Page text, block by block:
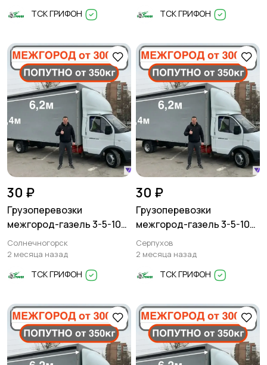
ТСК ГРИФОН ТСК ГРИФОН
30 ₽
Грузоперевозки
межгород-газель 3-5-10
тонн
Солнечногорск
2 месяца назад
ТСК ГРИФОН
30 ₽
Грузоперевозки
межгород-газель 3-5-10
тонн
Серпухов
2 месяца назад
ТСК ГРИФОН